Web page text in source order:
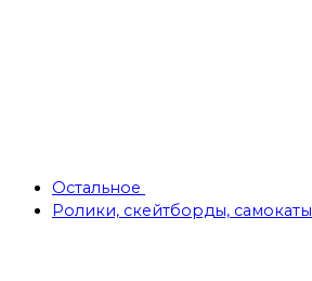
Остальное
Ролики, скейтборды, самокаты